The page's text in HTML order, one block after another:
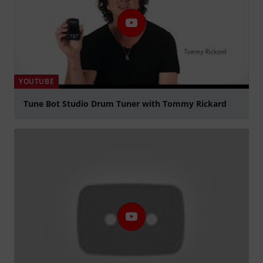
YOUTUBE
Tune Bot Studio Drum Tuner with Tommy Rickard